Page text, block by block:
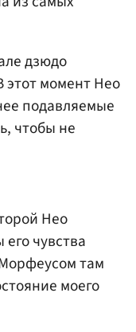
дзюдо
этот момент Нео
подавляемые
чтобы не
Нео
чувства
там
моего